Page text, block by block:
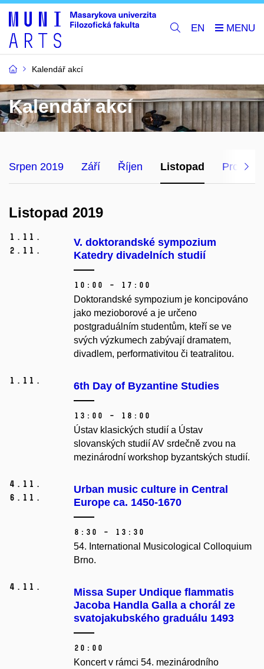
EN
Kalendář akcí
Kalendář akcí
Srpen 2019 Září Říjen Listopad Prosinec
Listopad 2019
1. 11.
2. 11.
V. doktorandské sympozium
Katedry divadelních studií
10:00 – 17:00
Doktorandské sympozium je koncipováno
jako mezioborové a je určeno
postgraduálním studentům, kteří se ve
svých výzkumech zabývají dramatem,
divadlem, performativitou či teatralitou.
1. 11. 6th Day of Byzantine Studies
13:00 – 18:00
Ústav klasických studií a Ústav
slovanských studií AV srdečně zvou na
mezinárodní workshop byzantských studií.
4. 11.
6. 11.
Urban music culture in Central
Europe ca. 1450-1670
8:30 – 13:30
54. International Musicological Colloquium
Brno. ​
4. 11.
Missa Super Undique flammatis
Jacoba Handla Galla a chorál ze
svatojakubského graduálu 1493
20:00
Koncert v rámci 54. mezinárodního